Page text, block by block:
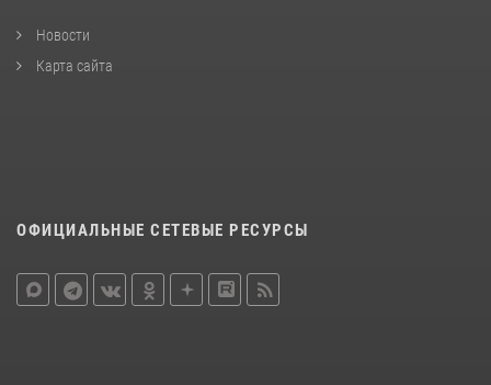
Новости
Карта сайта
ОФИЦИАЛЬНЫЕ СЕТЕВЫЕ РЕСУРСЫ